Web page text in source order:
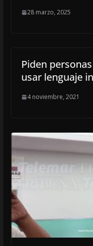
28 marzo, 2025
Piden
usar lenguaje
4 noviembre, 2021